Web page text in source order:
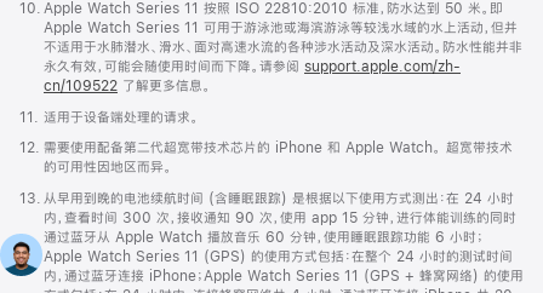
口
中
打
开)
脚
10.
Apple Watch Series 11 按照 ISO 22810:2010 标准，防水达到 50 米。即
Apple Watch Series 11 可用于游泳池或海滨游泳等较浅水域的水上活动，但并
不适用于水肺潜水、滑水、面对高速水流的各种涉水活动及深水活动。防水性能并非
永久有效，可能会随使用时间而下降。请参阅 support.apple.com/zh-
cn/109522 了解更多信息。
脚
11. 适用于设备端处理的请求。
脚
12. 需要使用配备第二代超宽带技术芯片的 iPhone 和 Apple Watch。 超宽带技术
的可用性因地区而异。
脚
13.
从早用到晚的电池续航时间 (含睡眠跟踪) 是根据以下使用方式测出：在 24 小时
内，查看时间 300 次，接收通知 90 次，使用 app 15 分钟，进行体能训练的同时
通过蓝牙从 Apple Watch 播放音乐 60 分钟，使用睡眠跟踪功能 6 小时；
Apple Watch Series 11 (GPS) 的使用方式包括：在整个 24 小时的测试时间
内，通过蓝牙连接 iPhone；Apple Watch Series 11 (GPS + 蜂窝网络) 的使用